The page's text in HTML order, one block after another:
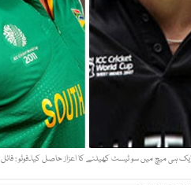
میچ میں سو ٹیسٹ کھیلنے کا اعزاز حاصل کیا۔فوٹو : فائل